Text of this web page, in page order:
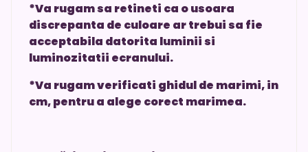
*Va rugam sa retineti ca o usoara
discrepanta de culoare ar trebui sa fie
acceptabila datorita luminii si
luminozitatii ecranului.
*Va rugam verificati ghidul de marimi, in
cm, pentru a alege corect marimea.